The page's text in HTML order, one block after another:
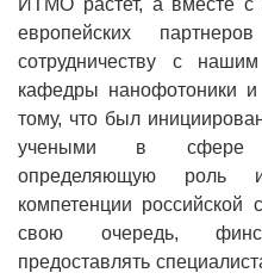
ИТМО растет, а вместе
европейских
сотрудничеству с
кафедры нанофотоники
тому, что был
учеными в сфере
определяющую роль
компетенции
свою очередь,
предоставлять